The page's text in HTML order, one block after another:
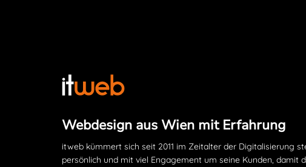
Webdesign aus Wien mit Erfahrung
itweb kümmert sich seit 2011 im Zeitalter der Digitalisierung
persönlich und mit viel Engagement um seine Kunden, damit